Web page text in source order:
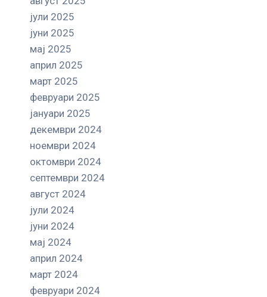
јули 2025
јуни 2025
мај 2025
април 2025
март 2025
февруари 2025
јануари 2025
декември 2024
ноември 2024
октомври 2024
септември 2024
август 2024
јули 2024
јуни 2024
мај 2024
април 2024
март 2024
февруари 2024